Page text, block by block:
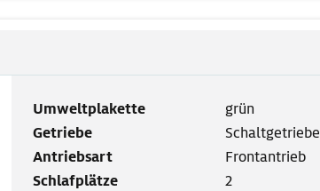
Umweltplakette
grün
Getriebe
Schaltgetriebe
Antriebsart
Frontantrieb
Schlafplätze
2